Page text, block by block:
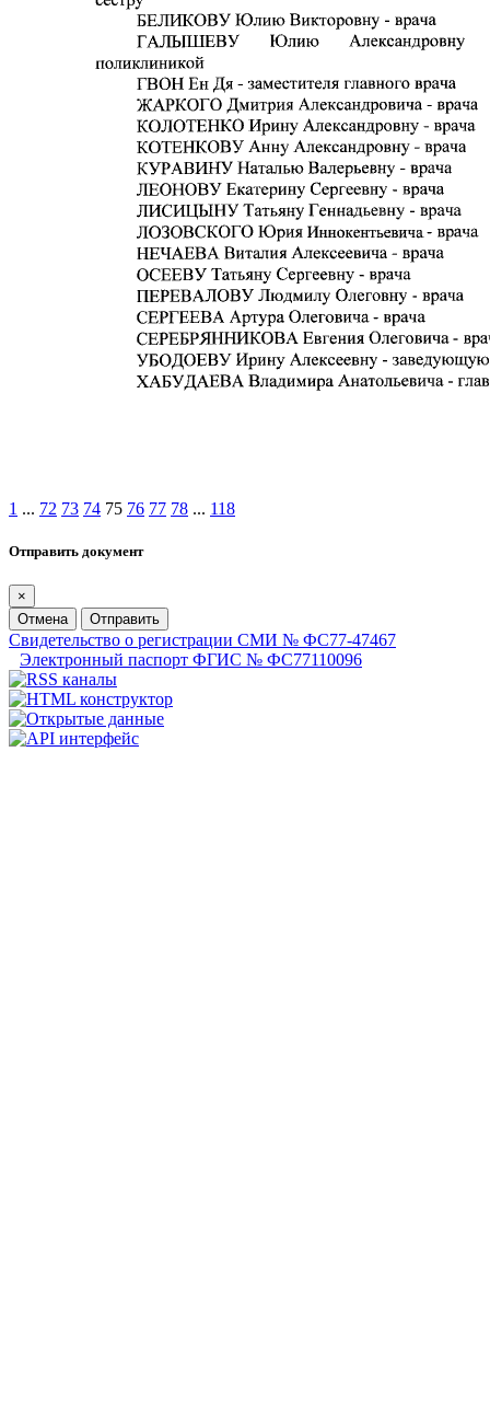
1 ... 72 73 74 75 76 77 78 ... 118
Отправить документ
×
Отмена
Отправить
Свидетельство о регистрации СМИ № ФС77-47467
Электронный паспорт ФГИС № ФС77110096